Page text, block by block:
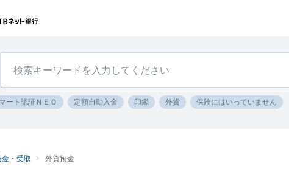
ート認証ＮＥＯ 定額自動入金 印鑑 外貨 保険にはいっていません
・受取 外貨預金